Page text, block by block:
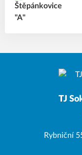
TJ
Rybniční